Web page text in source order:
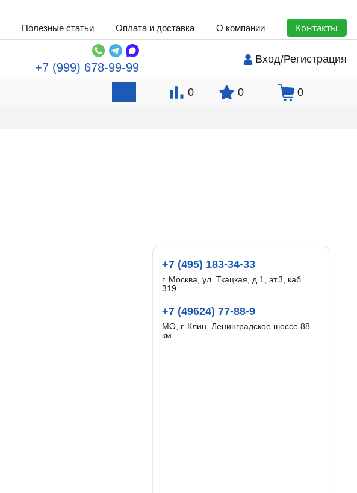
Полезные статьи Оплата и доставка О компании Контакты
+7 (999) 678-99-99
Вход/Регистрация
0 0 0
+7 (495) 183-34-33
г. Москва, ул. Ткацкая, д.1, эт.3, каб.
319
+7 (49624) 77-88-9
МО, г. Клин, Ленинградское шоссе 88
км